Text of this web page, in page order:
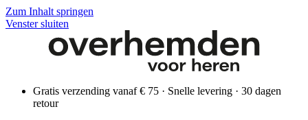
Zum Inhalt springen
Venster sluiten
Gratis verzending vanaf € 75 · Snelle levering · 30 dagen
retour